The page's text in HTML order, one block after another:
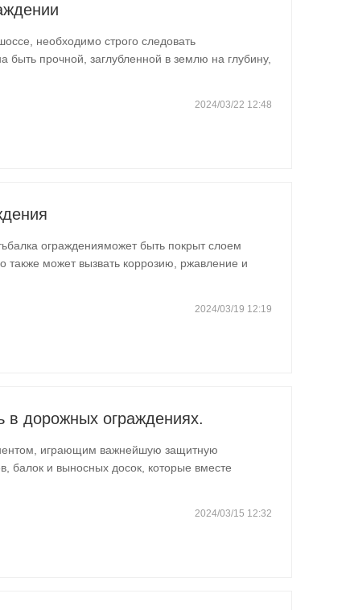
необходимо строго следовать
прочной, заглубленной в землю на глубину,
2024/03/22 12:48
огражденияможет быть покрыт слоем
также может вызвать коррозию, ржавление и
2024/03/19 12:19
дорожных ограждениях.
играющим важнейшую защитную
балок и выносных досок, которые вместе
2024/03/15 12:32